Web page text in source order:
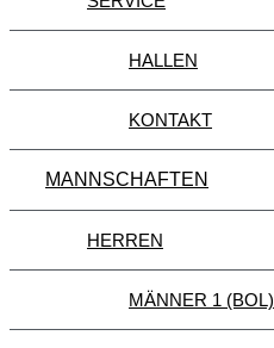
HALLEN
KONTAKT
MANNSCHAFTEN
HERREN
MÄNNER 1 (BOL)